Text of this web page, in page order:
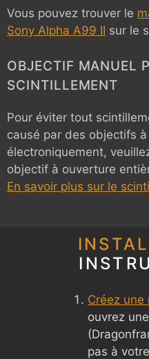
Vous pouvez trouver le
Sony Alpha A99 II sur le
OBJECTIF MANUEL
SCINTILLEMENT
Pour éviter tout
causé par des objectifs
électroniquement,
objectif à ouverture
En savoir plus sur le
Créez une
ouvrez
pas à